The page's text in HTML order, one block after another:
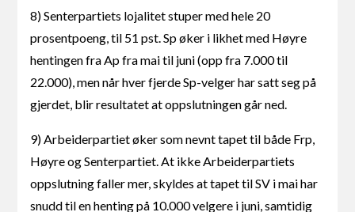
8) Senterpartiets lojalitet stuper med hele 20
prosentpoeng, til 51 pst. Sp øker i likhet med Høyre
hentingen fra Ap fra mai til juni (opp fra 7.000 til
22.000), men når hver fjerde Sp-velger har satt seg på
gjerdet, blir resultatet at oppslutningen går ned.
9) Arbeiderpartiet øker som nevnt tapet til både Frp,
Høyre og Senterpartiet. At ikke Arbeiderpartiets
oppslutning faller mer, skyldes at tapet til SV i mai har
snudd til en henting på 10.000 velgere i juni, samtidig